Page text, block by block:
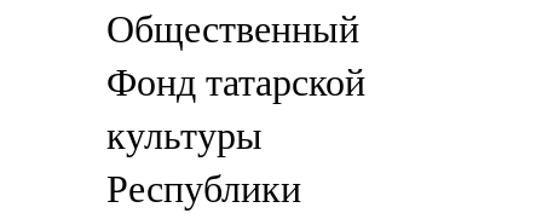
Общественный
Фонд татарской
культуры
Республики